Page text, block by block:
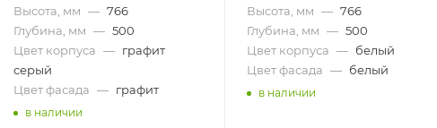
Высота, мм — 766
Глубина, мм — 500
Цвет корпуса — графит
серый
Цвет фасада — графит
в наличии
Высота, мм — 766
Глубина, мм — 500
Цвет корпуса — белый
Цвет фасада — белый
в наличии